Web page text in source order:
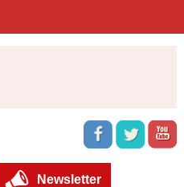
Newsletter